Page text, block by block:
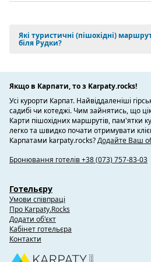
Які туристичні (пішохідні)
біля Рудки?
Якщо в Карпати, то з Karpaty.rocks!
Усі курорти Карпат. Найвіддаленіші
садибі чи котеджі. Чим зайнятись, що
Карти пішохідних маршрутів, пам'ятки
легко та швидко почати отримувати
Карпатами karpaty.rocks?Додайте Ваш
Бронювання готелів +38 (073) 757-83-03
Готельєру
Умови співпраці
Про Karpaty.Rocks
Додати об'єкт
Кабінет готельєра
Контакти